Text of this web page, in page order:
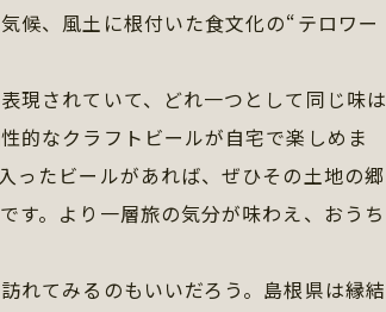
候、風土に根付いた食文化の“テロワー
現されていて、どれ一つとして同じ味は
的なクラフトビールが自宅で楽しめま
ったビールがあれば、ぜひその土地の郷
す。より一層旅の気分が味わえ、おうち
れてみるのもいいだろう。島根県は縁結